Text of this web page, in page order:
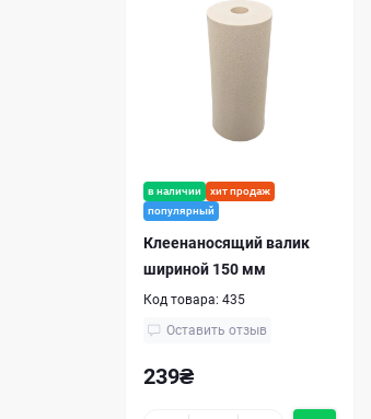
в наличии
хит продаж
популярный
Клеенаносящий валик
шириной 150 мм
Код товара: 435
Оставить отзыв
239₴